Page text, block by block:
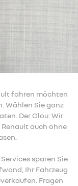
fahren möchten
Wählen Sie ganz
Der Clou: Wir
auch ohne
sparen Sie
Ihr Fahrzeug
Fragen